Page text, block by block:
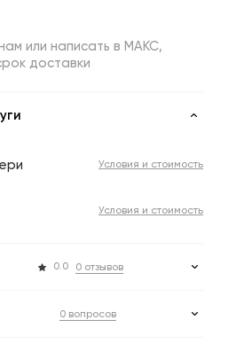
или написать в МАКС,
доставки
Условия и стоимость
Условия и стоимость
0.0 0 отзывов
0 вопросов